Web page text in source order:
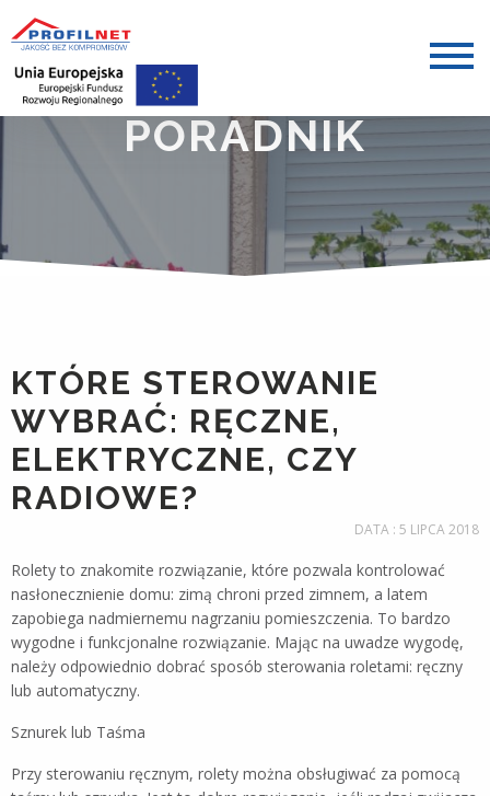
PORADNIK
KTÓRE STEROWANIE
WYBRAĆ: RĘCZNE,
ELEKTRYCZNE, CZY
RADIOWE?
DATA : 5 LIPCA 2018
Rolety to znakomite rozwiązanie, które pozwala kontrolować
nasłonecznienie domu: zimą chroni przed zimnem, a latem
zapobiega nadmiernemu nagrzaniu pomieszczenia. To bardzo
wygodne i funkcjonalne rozwiązanie. Mając na uwadze wygodę,
należy odpowiednio dobrać sposób sterowania roletami: ręczny
lub automatyczny.
Sznurek lub Taśma
Przy sterowaniu ręcznym, rolety można obsługiwać za pomocą